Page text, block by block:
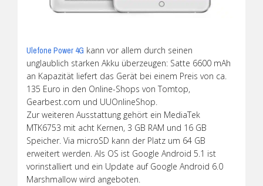
Ulefone Power 4G kann vor allem durch seinen
unglaublich starken Akku überzeugen: Satte 6600 mAh
an Kapazität liefert das Gerät bei einem Preis von ca.
135 Euro in den Online-Shops von Tomtop,
Gearbest.com und UUOnlineShop.
Zur weiteren Ausstattung gehört ein MediaTek
MTK6753 mit acht Kernen, 3 GB RAM und 16 GB
Speicher. Via microSD kann der Platz um 64 GB
erweitert werden. Als OS ist Google Android 5.1 ist
vorinstalliert und ein Update auf Google Android 6.0
Marshmallow wird angeboten.